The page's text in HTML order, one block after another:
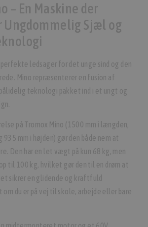
– En Maskine der
Ungdommelig Sjæl og
ledsager for det unge sind og den
Mino repræsenterer en fusion af
teknologi pakket ind i et ungt og
på Tromox Mino (1500 mm i længden,
935 mm i højden) gør den både nem at
Den har en let vægt på kun 68 kg, men
til 100 kg, hvilket gør den til en drøm at
sikrer en glidende og kraftfuld
du er på vej til skole, arbejde eller bare